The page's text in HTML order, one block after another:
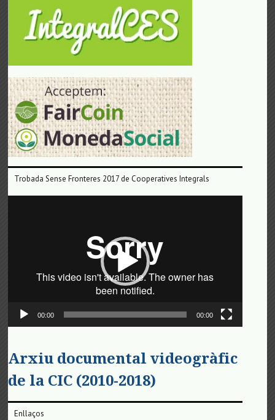
Trobada Sense Fronteres 2017 de Cooperatives Integrals
00:00 00:00
Arxiu documental videogràfic
de la CIC (2010-2018)
Enllaços